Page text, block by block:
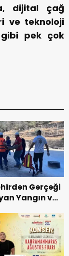
dijital çağ
ve teknoloji
gibi pek çok
Gerçeği
Yangın ve